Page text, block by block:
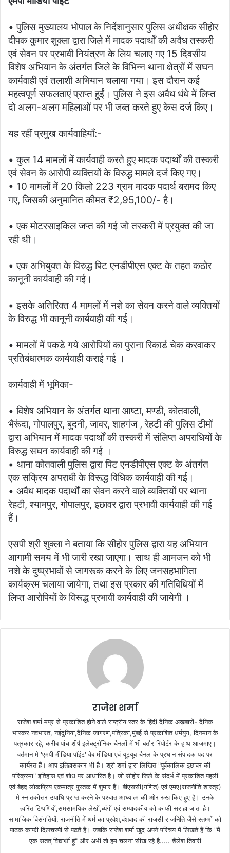
• पुलिस मुख्‍यालय भोपाल के निर्देशानुसार पुलिस अधीक्षक सीहोर
दीपक कुमार शुक्‍ला द्वारा जिले में मादक पदार्थों की अवैध तस्करी
एवं सेवन पर प्रभावी नियंत्रण के लिय चलाए गए 15 दिवसीय
विशेष अभियान के अंतर्गत जिले के विभिन्न थाना क्षेत्रों में सघन
कार्यवाही एवं तलाशी अभियान चलाया गया। इस दौरान कई
महत्वपूर्ण सफलताएं प्राप्त हुईं। पुलिस ने इस अवैध धंधे में लिप्त
दो अलग-अलग महिलाओं पर भी जब्त करते हुए केस दर्ज किए।
यह रहीं प्रमुख कार्यवाहियाँ:-
• कुल 14 मामलों में कार्यवाही करते हुए मादक पदार्थों की तस्‍करी
एवं सेवन के आरोपी व्यक्तियों के विरुद्ध मामले दर्ज किए गए।
• 10 मामलों में 20 किलो 223 ग्राम मादक पदार्थ बरामद किए
गए, जिसकी अनुमानित कीमत ₹2,95,100/- है।
• एक मोटरसाइकिल जप्‍त की गई जो तस्करी में प्रयुक्त की जा
रही थी।
• एक अभियुक्त के विरुद्ध पिट एनडीपीएस एक्‍ट के तहत कठोर
कानूनी कार्यवाही की गई।
• इसके अतिरिक्त 4 मामलों में नशे का सेवन करने वाले व्यक्तियों
के विरुद्ध भी कानूनी कार्यवाही की गई।
• मामलों में पकडे गये आरोपियों का पुराना रिकार्ड चेक करवाकर
प्रतिबंधात्‍मक कार्यवाही कराई गई ।
कार्यवाही में भूमिका-
• विशेष अभियान के अंतर्गत थाना आष्‍टा, मण्‍डी, कोतवाली,
भैरूंदा, गोपालपुर, बुदनी, जावर, शाहगंज , रेहटी की पुलिस टीमों
द्वारा अभियान में मादक पदार्थों की तस्करी में संलिप्त अपराधियों के
विरुद्ध सघन कार्यवाही की गई ।
• थाना कोतवाली पुलिस द्वारा पिट एनडीपीएस एक्‍ट के अंतर्गत
एक सक्रिय अपराधी के विरूद्ध विधिक कार्यवाही की गई।
• अवैध मादक पदार्थों का सेवन करने वाले व्यक्तियों पर थाना
रेहटी, श्‍यामपुर, गोपालपुर, इछावर द्वारा प्रभावी कार्यवाही की गई
हैं।
एसपी श्री शुक्ला ने बताया कि सीहोर पुलिस द्वारा यह अभियान
आगामी समय में भी जारी रखा जाएगा। साथ ही आमजन को भी
नशे के दुष्प्रभावों से जागरूक करने के लिए जनसहभागिता
कार्यक्रम चलाया जायेगा, तथा इस प्रकार की गतिविधियों में
लिप्‍त आरोपियों के विरूद्ध प्रभावी कार्यवाही की जायेगी ।
राजेश शर्मा
राजेश शर्मा मप्र से प्रकाशित होने वाले राष्ट्रीय स्तर के हिंदी दैनिक अख़बारों- दैनिक
भास्कर नवभारत, नईदुनिया,दैनिक जागरण,पत्रिका,मुंबई से प्रकाशित धर्मयुग, दिनमान के
पत्रकार रहे, करीब पांच शीर्ष इलेक्ट्रॉनिक चैनलों में भी बतौर रिपोर्टर के हाथ आजमाए।
वर्तमान मे 'एमपी मीडिया पॉइंट' वेब मीडिया एवं यूट्यूब चैनल के प्रधान संपादक पद पर
कार्यरत हैं। आप इतिहासकार भी है। श्री शर्मा द्वारा लिखित "पूर्वकालिक इछावर की
परिक्रमा" इतिहास एवं शोध पर आधारित है। जो सीहोर जिले के संदर्भ में प्रकाशित पहली
एवं बेहद लोकप्रिय एकमात्र पुस्तक में शुमार हैं। बीएससी(गणित) एवं एमए(राजनीति शास्त्र)
मे स्नातकोत्तर उपाधि प्राप्त करने के पश्चात आध्यात्म की ओर रुख किए हुए है। उनके
त्वरित टिप्पणियों,समसामयिक लेखों,व्यंगों एवं सम्पादकीय को काफी सराहा जाता है।
सामाजिक विसंगतियों, राजनीति में धर्म का प्रवेश,वंशवाद की राजसी राजनिति जैसे स्तम्भों को
पाठक काफी दिलचस्पी से पढतें है। जबकि राजेश शर्मा खुद अपने परिचय में लिखते हैं कि "मै
एक सतत् विद्यार्थी हूं" और अभी तो हम चलना सीख रहे है..... शैलेश तिवारी